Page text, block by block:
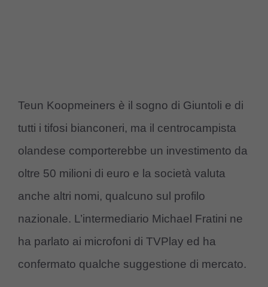
Teun Koopmeiners è il sogno di Giuntoli e di
tutti i tifosi bianconeri, ma il centrocampista
olandese comporterebbe un investimento da
oltre 50 milioni di euro e la società valuta
anche altri nomi, qualcuno sul profilo
nazionale. L’intermediario Michael Fratini ne
ha parlato ai microfoni di TVPlay ed ha
confermato qualche suggestione di mercato.